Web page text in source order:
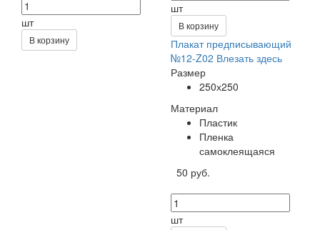
шт
В корзину
шт
В корзину
Плакат предписывающий
№12-Z02 Влезать здесь
Размер
250х250
Материал
Пластик
Пленка
самоклеящаяся
50 руб.
шт